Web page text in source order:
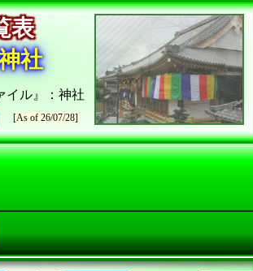
表
社
イル』：神社
[As of 26/07/28]